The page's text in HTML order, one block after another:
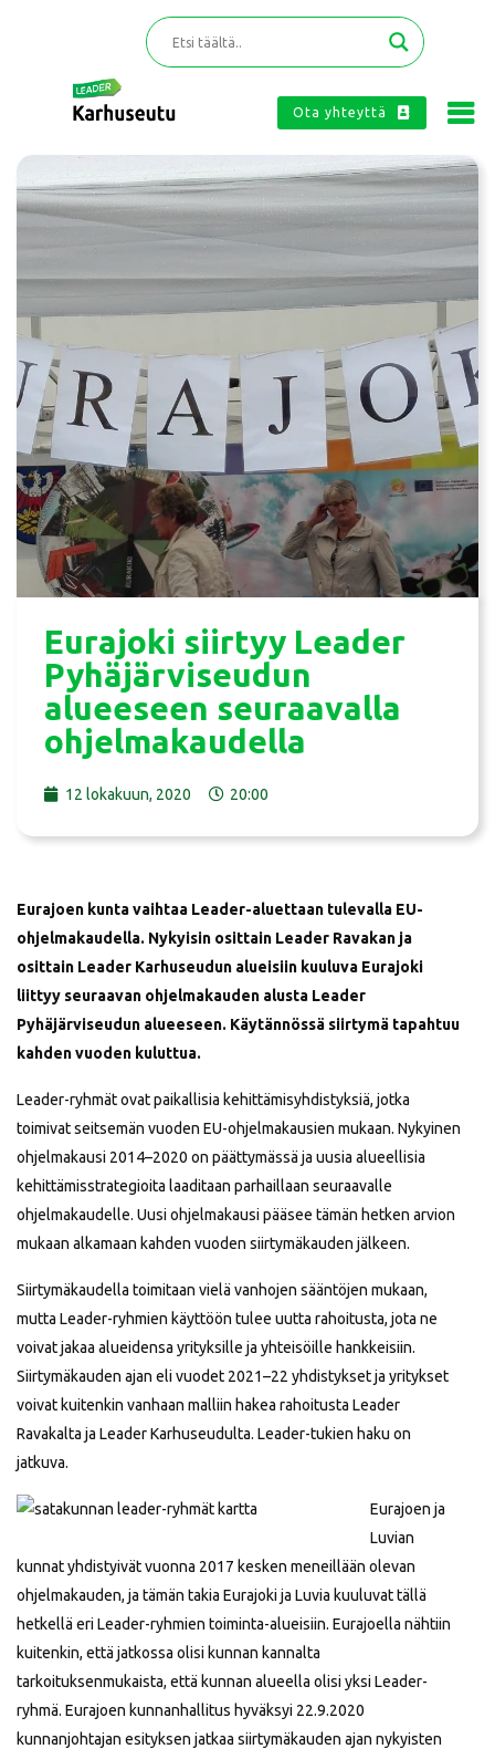
Ota yhteyttä
Eurajoki siirtyy Leader
Pyhäjärviseudun
alueeseen seuraavalla
ohjelmakaudella
12 lokakuun, 2020 20:00
Eurajoen kunta vaihtaa Leader-aluettaan tulevalla EU-
ohjelmakaudella. Nykyisin osittain Leader Ravakan ja
osittain Leader Karhuseudun alueisiin kuuluva Eurajoki
liittyy seuraavan ohjelmakauden alusta Leader
Pyhäjärviseudun alueeseen. Käytännössä siirtymä tapahtuu
kahden vuoden kuluttua.
Leader-ryhmät ovat paikallisia kehittämisyhdistyksiä, jotka
toimivat seitsemän vuoden EU-ohjelmakausien mukaan. Nykyinen
ohjelmakausi 2014–2020 on päättymässä ja uusia alueellisia
kehittämisstrategioita laaditaan parhaillaan seuraavalle
ohjelmakaudelle. Uusi ohjelmakausi pääsee tämän hetken arvion
mukaan alkamaan kahden vuoden siirtymäkauden jälkeen.
Siirtymäkaudella toimitaan vielä vanhojen sääntöjen mukaan,
mutta Leader-ryhmien käyttöön tulee uutta rahoitusta, jota ne
voivat jakaa alueidensa yrityksille ja yhteisöille hankkeisiin.
Siirtymäkauden ajan eli vuodet 2021–22 yhdistykset ja yritykset
voivat kuitenkin vanhaan malliin hakea rahoitusta Leader
Ravakalta ja Leader Karhuseudulta. Leader-tukien haku on
jatkuva.
Eurajoen ja
Luvian
kunnat yhdistyivät vuonna 2017 kesken meneillään olevan
ohjelmakauden, ja tämän takia Eurajoki ja Luvia kuuluvat tällä
hetkellä eri Leader-ryhmien toiminta-alueisiin. Eurajoella nähtiin
kuitenkin, että jatkossa olisi kunnan kannalta
tarkoituksenmukaista, että kunnan alueella olisi yksi Leader-
ryhmä. Eurajoen kunnanhallitus hyväksyi 22.9.2020
kunnanjohtajan esityksen jatkaa siirtymäkauden ajan nykyisten